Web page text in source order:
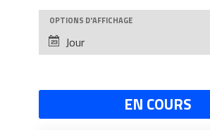
and
Views
Navigation
Évènement
Views
OPTIONS D'AFFICHAGE
Jour
EN COURS